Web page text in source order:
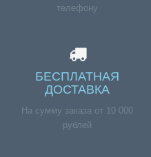
телефону
БЕСПЛАТНАЯ
ДОСТАВКА
На сумму заказа от 10 000
рублей